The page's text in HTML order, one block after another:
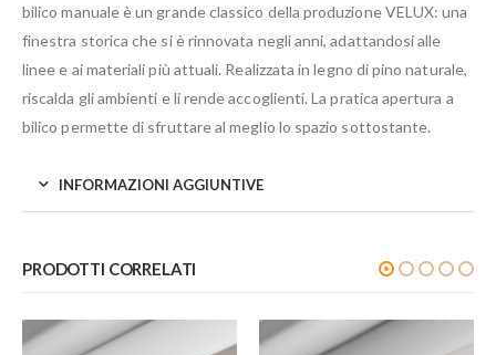
bilico manuale è un grande classico della produzione VELUX: una
finestra storica che si è rinnovata negli anni, adattandosi alle
linee e ai materiali più attuali. Realizzata in legno di pino naturale,
riscalda gli ambienti e li rende accoglienti. La pratica apertura a
bilico permette di sfruttare al meglio lo spazio sottostante.
INFORMAZIONI AGGIUNTIVE
PRODOTTI CORRELATI